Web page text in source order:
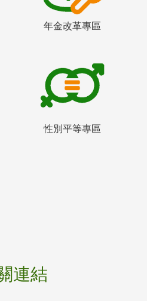
年金改革專區
性別平等專區
連結